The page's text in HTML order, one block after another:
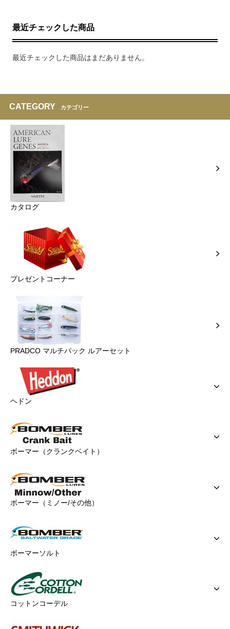
最近チェックした商品
最近チェックした商品はまだありません。
CATEGORY カテゴリー
カタログ
プレゼントコーナー
PRADCO マルチパック ルアーセット
ヘドン
ボーマー（クランクベイト）
ボーマー（ミノー/その他）
ボーマーソルト
コットンコーデル